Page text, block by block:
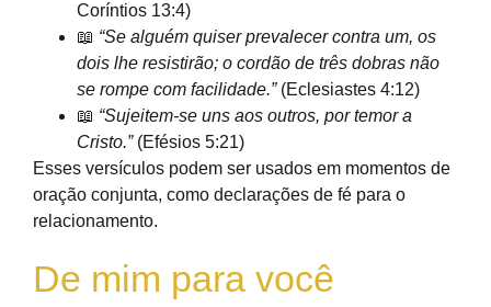
Coríntios 13:4)
📖 “Se alguém quiser prevalecer contra um, os
dois lhe resistirão; o cordão de três dobras não
se rompe com facilidade.”(Eclesiastes 4:12)
📖 “Sujeitem-se uns aos outros, por temor a
Cristo.”(Efésios 5:21)
Esses versículos podem ser usados em momentos de
oração conjunta, como declarações de fé para o
relacionamento.
De mim para você